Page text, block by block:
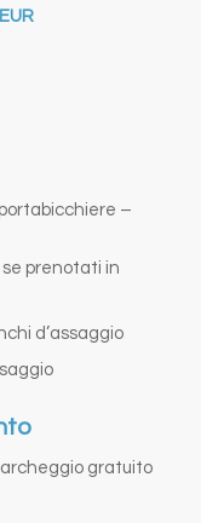
–
prenotati in
d’assaggio
gratuito